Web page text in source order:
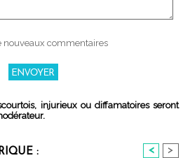
nouveaux commentaires
injurieux ou diffamatoires seront
: < >